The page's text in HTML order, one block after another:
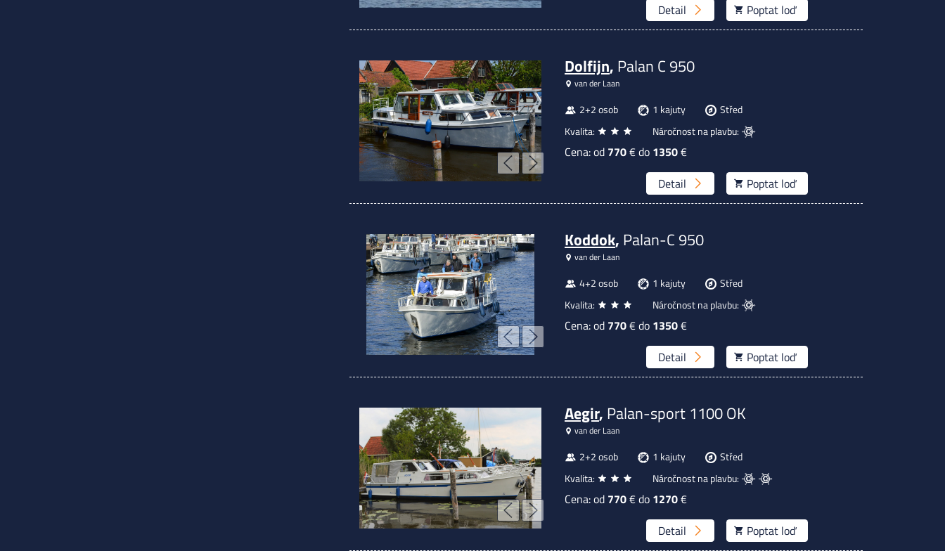
Detail
Poptat loď
Dolfijn, Palan C 950
van der Laan
2+2 osob 1 kajuty
Střed
Kvalita:
Náročnost na plavbu:
Cena: od 770€ do 1350€
Detail
Poptat loď
Koddok, Palan-C 950
van der Laan
4+2 osob 1 kajuty
Střed
Kvalita:
Náročnost na plavbu:
Cena: od 770€ do 1350€
Detail
Poptat loď
Aegir, Palan-sport 1100 OK
van der Laan
2+2 osob 1 kajuty
Střed
Kvalita:
Náročnost na plavbu:
Cena: od 770€ do 1270€
Detail
Poptat loď